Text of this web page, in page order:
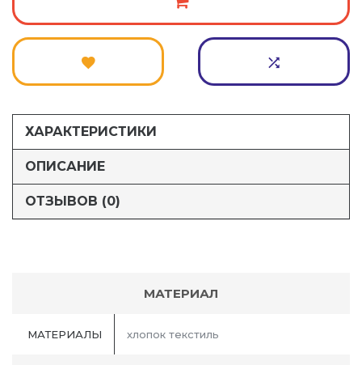
ХАРАКТЕРИСТИКИ
ОПИСАНИЕ
ОТЗЫВОВ (0)
МАТЕРИАЛ
МАТЕРИАЛЫ хлопок текстиль